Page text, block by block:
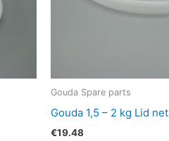
Gouda Spare parts
Gouda 1,5 – 2 kg Lid net
€19.48